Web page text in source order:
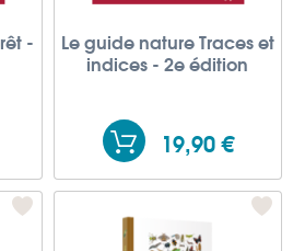
-
Le guide nature Traces et
indices - 2e édition
19,90 €